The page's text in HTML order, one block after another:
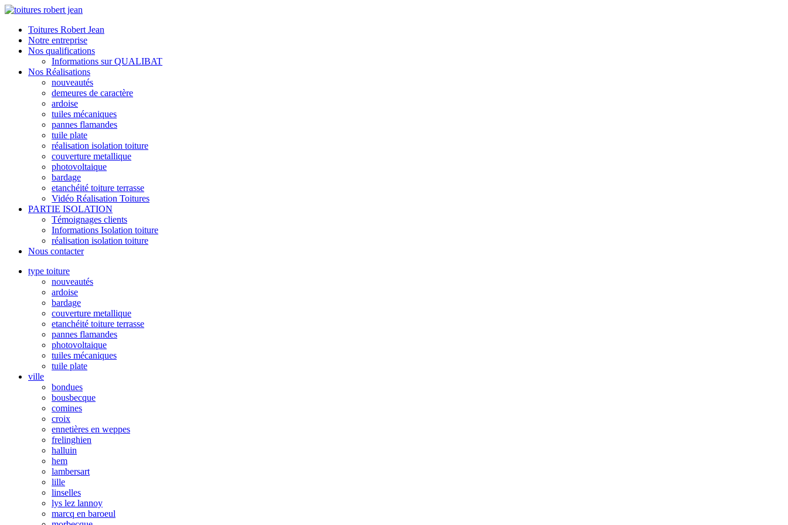
Toitures Robert Jean
Notre entreprise
Nos qualifications
Informations sur QUALIBAT
Nos Réalisations
nouveautés
demeures de caractère
ardoise
tuiles mécaniques
pannes flamandes
tuile plate
réalisation isolation toiture
couverture metallique
photovoltaique
bardage
etanchéité toiture terrasse
Vidéo Réalisation Toitures
PARTIE ISOLATION
Témoignages clients
Informations Isolation toiture
réalisation isolation toiture
Nous contacter
type toiture
nouveautés
ardoise
bardage
couverture metallique
etanchéité toiture terrasse
pannes flamandes
photovoltaique
tuiles mécaniques
tuile plate
ville
bondues
bousbecque
comines
croix
ennetières en weppes
frelinghien
halluin
hem
lambersart
lille
linselles
lys lez lannoy
marcq en baroeul